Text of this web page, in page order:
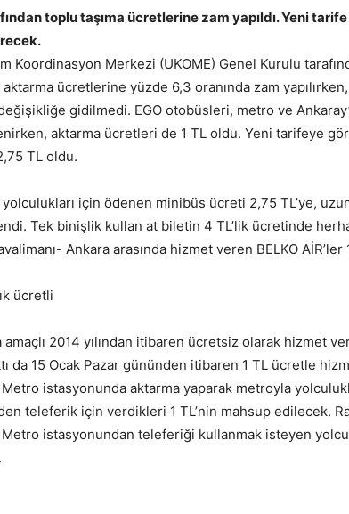
toplu taşıma ücretlerine zam yapıldı. Yeni
Koordinasyon Merkezi (UKOME) Genel Kurulu
ücretlerine yüzde 6,3 oranında zam
gidilmedi. EGO otobüsleri, metro ve
aktarma ücretleri de 1 TL oldu. Yeni tarifeye
TL oldu.
yolculukları için ödenen minibüs ücreti 2,75 TL’ye,
Tek binişlik kullan at biletin 4 TL’lik ücretinde
Ankara arasında hizmet veren BELKO AİR’ler
ücretli
amaçlı 2014 yılından itibaren ücretsiz olarak hizmet
da 15 Ocak Pazar gününden itibaren 1 TL ücretle
istasyonunda aktarma yaparak metroyla
teleferik için verdikleri 1 TL’nin mahsup edilecek.
istasyonundan teleferiği kullanmak isteyen